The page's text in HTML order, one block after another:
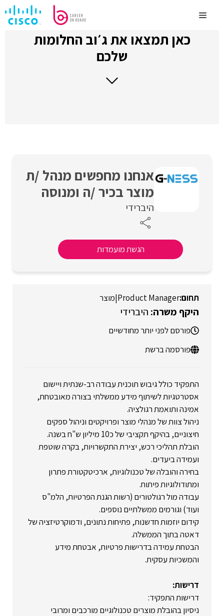
לתוכןMenu
כאן תמצאו את ג׳וב החלומות
שלכם
אנחנו מחפשים מנהל /ת
מוצר בכיר /ה ומנוסה
היברידי
הגשת מועמדות
Product Manager
|מוצר
היברידי
פורסם לפני יותר מחודשיים
פורסמה ברשת
התפקיד כולל גיבוש תוכנית עבודה רב-שנתית ויישום
אסטרטגיות לשיתוף מידע ממשלתי בצורה מאובטחת,
אמינה ותואמת רגולציה.
ניהול צוות של מנהלי מוצר ופרויקטים וניהול ספקים
חיצוניים, בהיקף תקציבי של כ10 מיליון ש"ח בשנה.
הובלת תהליכי רכש, יצירת התקשרויות, בקרה שוטפת
ועמידה ביעדים.
בחירה והובלה של טכנולוגיות, ארכיטקטורת פתרון
ומתודולוגיות פיתוח.
עבודה מול רגולטורים (רשות הגנת הפרטיות, הלמ"ס
ועוד) וגורמים ממשלתיים נוספים.
קידום יוזמות חדשנות, פתיחות נתונים, ודמוקרטיזציה של
דאטה בתוך הממשלה.
הבטחת עמידה בדרישות פרטיות, אבטחת מידע
והמשכיות עסקית.
דרישות:
דרישות התפקיד:
ניסיון בהובלת מוצרים טכנולוגיים מורכבים ומרובי